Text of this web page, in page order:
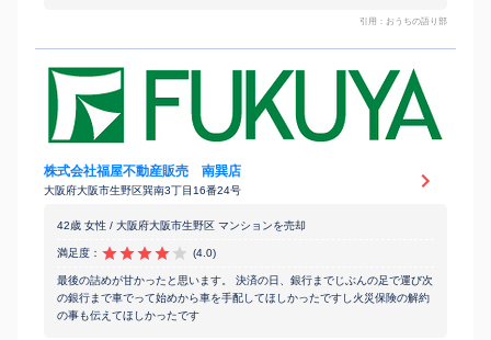
引用：おうちの語り部
株式会社福屋不動産販売 南巽店
大阪府大阪市生野区巽南3丁目16番24号
42歳 女性 / 大阪府大阪市生野区 マンションを売却
満足度： (4.0)
最後の詰めが甘かったと思います。 決済の日、銀行までじぶんの足で運び次
の銀行まで車でって始めから車を手配してほしかったですし火災保険の解約
の事も伝えてほしかったです